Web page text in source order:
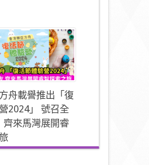
舟載譽推出「復
2024」 號召全
來馬灣展開睿